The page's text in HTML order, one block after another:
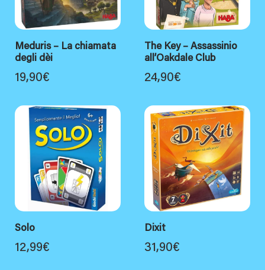
Meduris – La chiamata
degli dèi
19,90€
The Key – Assassinio
all’Oakdale Club
24,90€
Solo
12,99€
Dixit
31,90€